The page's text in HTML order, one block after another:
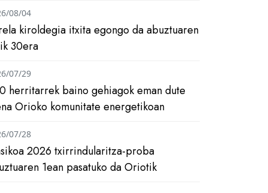
kiroldegia itxita egongo da abuztuaren
30era
08/04
herritarrek baino gehiagok eman dute
Orioko komunitate energetikoan
07/29
2026 txirrindularitza-proba
1ean pasatuko da Oriotik
07/28